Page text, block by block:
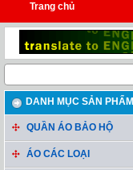
Trang chủ
DANH MỤC SẢN PHẨM
QUẦN ÁO BẢO HỘ
ÁO CÁC LOẠI